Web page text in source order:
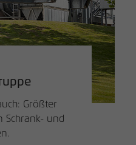
Größter
Schrank- und